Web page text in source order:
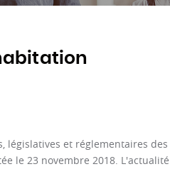
et réglementaires
le 23 novembre 2018.